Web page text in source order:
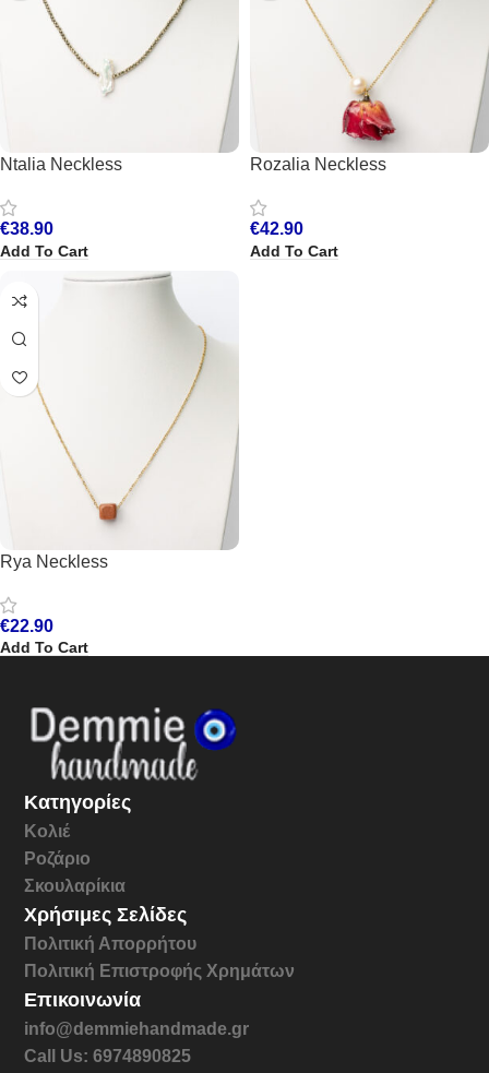
Ntalia Neckless
€38.90
Add To Cart
Rozalia Neckless
€42.90
Add To Cart
Rya Neckless
€22.90
Add To Cart
Κατηγορίες
Κολιέ
Ροζάριο
Σκουλαρίκια
Χρήσιμες Σελίδες
Πολιτική Απορρήτου
Πολιτική Επιστροφής Χρημάτων
Επικοινωνία
info@demmiehandmade.gr
Call Us: 6974890825